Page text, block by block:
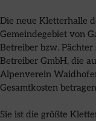
Die neue Kletterhalle
Gemeindegebiet von
Betreiber bzw.
Betreiber GmbH, die
Alpenverein
Gesamtkosten
Sie ist die größte